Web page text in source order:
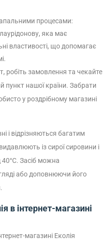
процесами:
яка має
властивості, що допомагає
робіть замовлення та чекайте
пункт нашої країни. Забрати
у роздрібному магазині
і відрізняються багатим
із сирої сировини і
Засіб можна
або доповнюючи його
в інтернет-магазині
магазині Еколія